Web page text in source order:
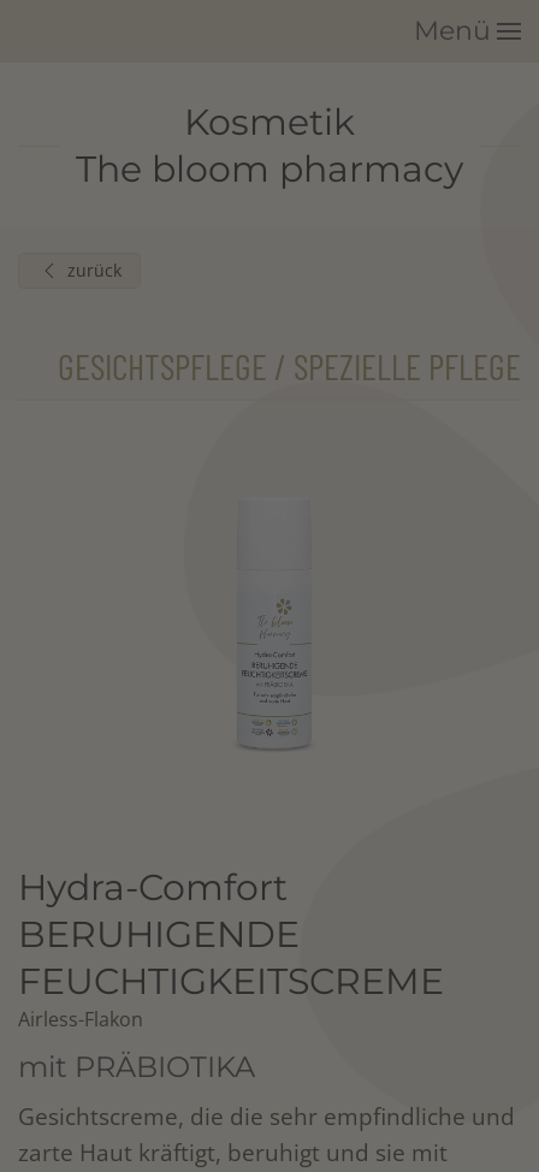
Menü
Kosmetik
The bloom pharmacy
zurück
GESICHTSPFLEGE / SPEZIELLE PFLEGE
Hydra-Comfort
BERUHIGENDE
FEUCHTIGKEITSCREME
Airless-Flakon
mit PRÄBIOTIKA
Gesichtscreme, die die sehr empfindliche und
zarte Haut kräftigt, beruhigt und sie mit